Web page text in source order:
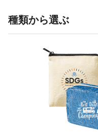
種類から選ぶ